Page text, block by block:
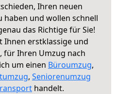
Ihren neuen
haben und wollen schnell
das Richtige für Sie!
Ihnen erstklassige und
für Ihren Umzug nach
um einen Büroumzug,
, Seniorenumzug
handelt.